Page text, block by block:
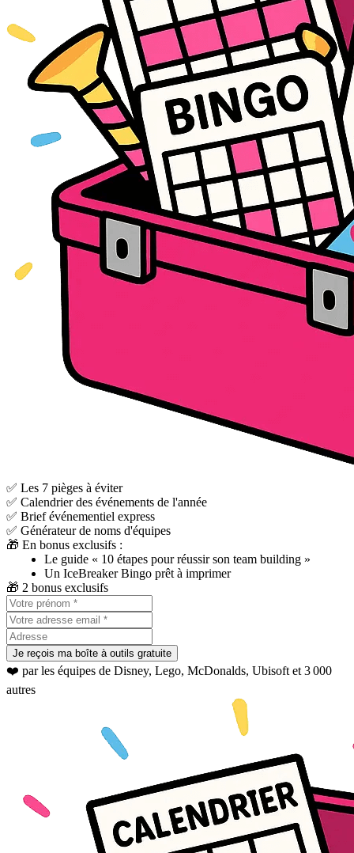
✅ Les 7 pièges à éviter
✅ Calendrier des événements de l'année
✅ Brief événementiel express
✅ Générateur de noms d'équipes
🎁 En bonus exclusifs :
Le guide « 10 étapes pour réussir son team building »
Un IceBreaker Bingo prêt à imprimer
🎁 2 bonus exclusifs
Je reçois ma boîte à outils gratuite
❤️ par les équipes de Disney, Lego, McDonalds, Ubisoft et 3 000
autres